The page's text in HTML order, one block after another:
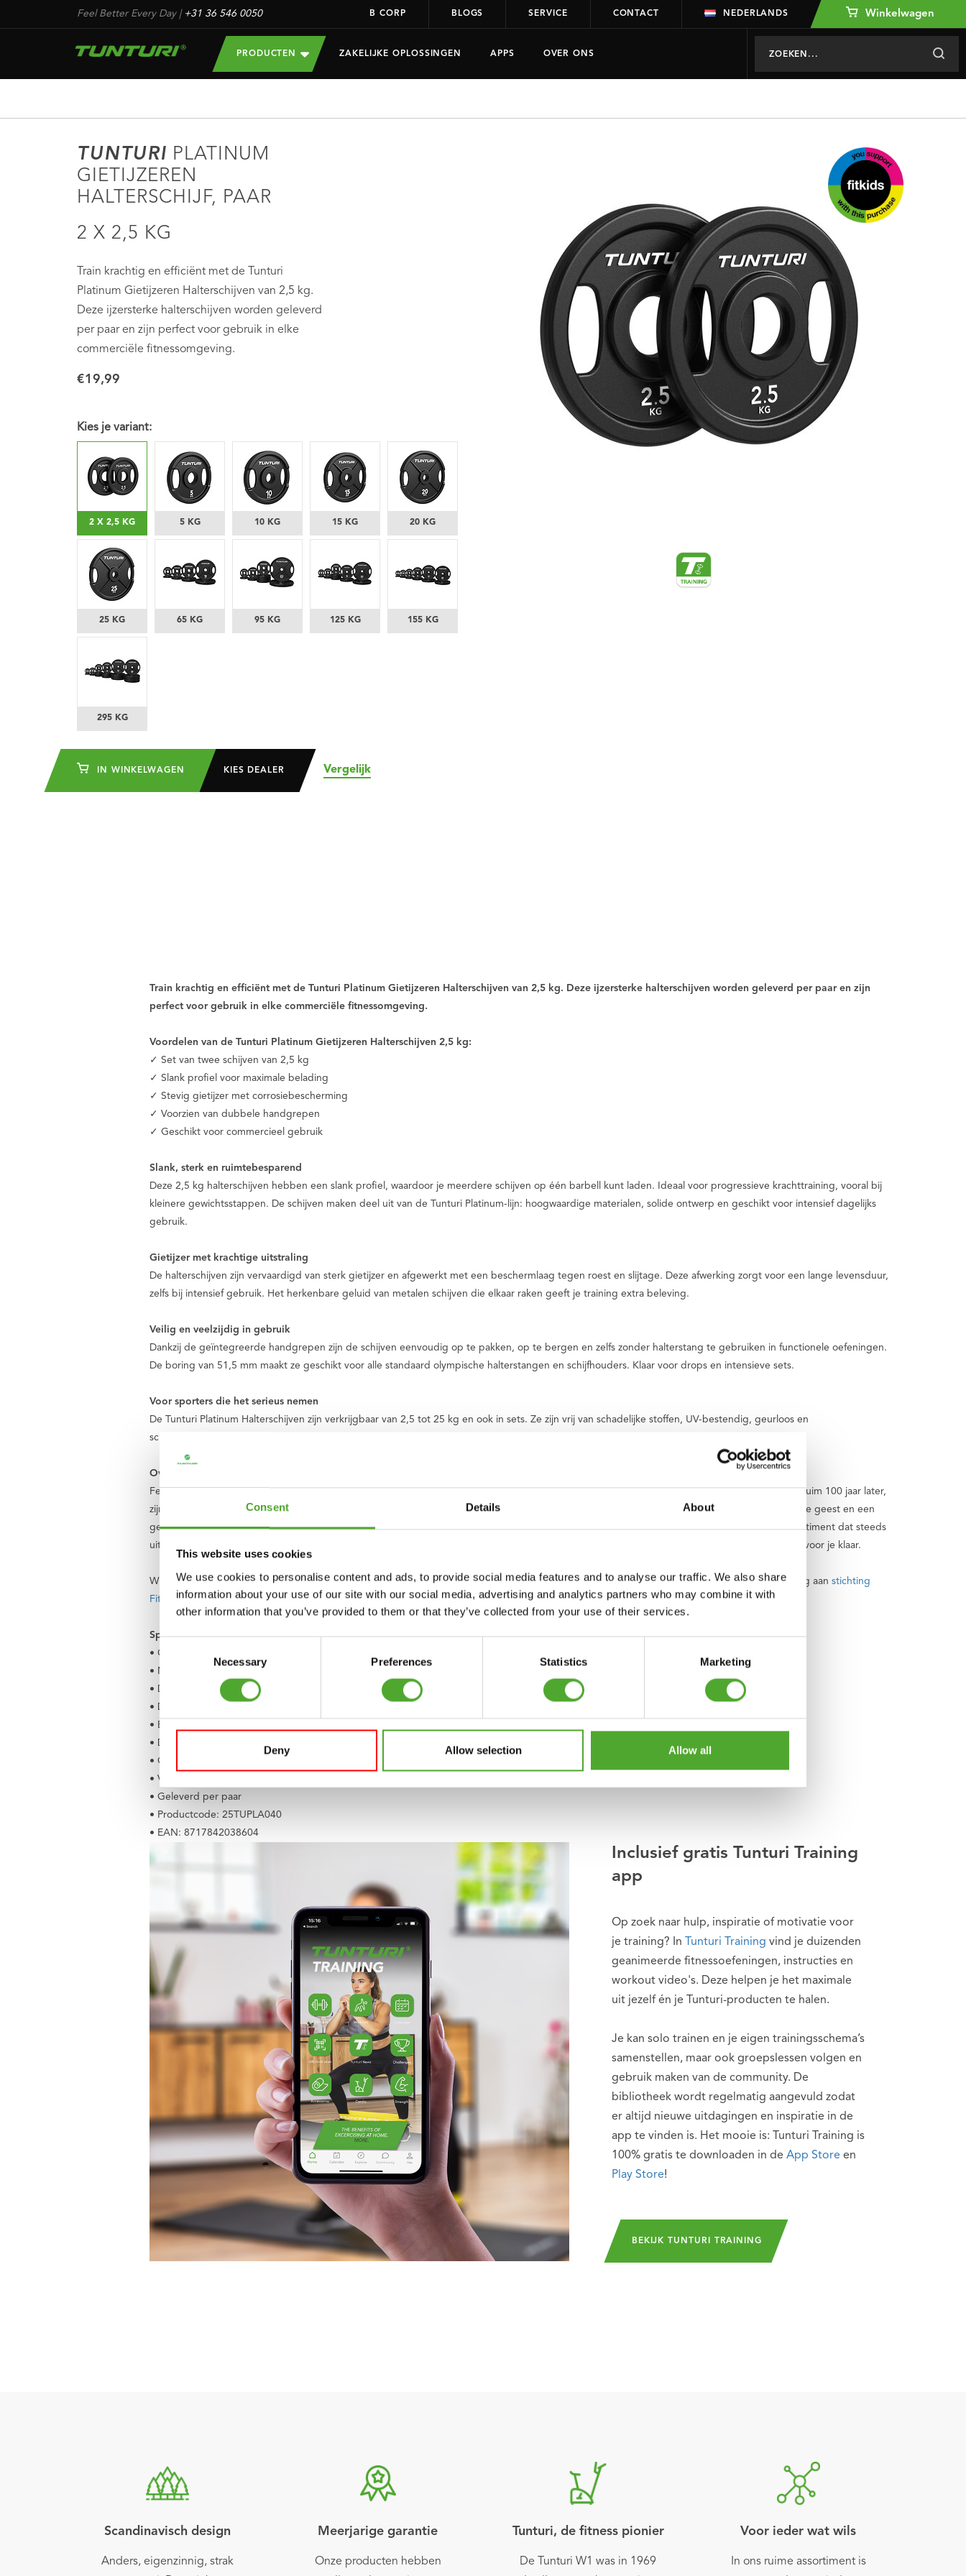
Consent Details About
This website uses cookies
We use cookies to personalise content and ads, to provide social media features and to analyse our traffic. We also share
information about your use of our site with our social media, advertising and analytics partners who may combine it with
other information that you’ve provided to them or that they’ve collected from your use of their services.
Necessary Preferences Statistics Marketing
Deny Allow selection Allow all
Feel Better Every Day| +31 36 546 0050 B CORP BLOGS SERVICE CONTACT NEDERLANDS Winkelwagen
PRODUCTEN ZAKELIJKE OPLOSSINGEN APPS OVER ONS
TUNTURI PLATINUM
GIETIJZEREN
HALTERSCHIJF, PAAR
2 X 2,5 KG
Train krachtig en efficiënt met de Tunturi
Platinum Gietijzeren Halterschijven van 2,5 kg.
Deze ijzersterke halterschijven worden geleverd
per paar en zijn perfect voor gebruik in elke
commerciële fitnessomgeving.
€19,99
Kies je variant:
2 X 2,5 KG 5 KG 10 KG 15 KG 20 KG
25 KG 65 KG 95 KG 125 KG 155 KG
295 KG
IN WINKELWAGEN KIES DEALER Vergelijk
Train krachtig en efficiënt met de Tunturi Platinum Gietijzeren Halterschijven van 2,5 kg. Deze ijzersterke halterschijven worden geleverd per paar en zijn
perfect voor gebruik in elke commerciële fitnessomgeving.
Voordelen van de Tunturi Platinum Gietijzeren Halterschijven 2,5 kg:
✓ Set van twee schijven van 2,5 kg
✓ Slank profiel voor maximale belading
✓ Stevig gietijzer met corrosiebescherming
✓ Voorzien van dubbele handgrepen
✓ Geschikt voor commercieel gebruik
Slank, sterk en ruimtebesparend
Deze 2,5 kg halterschijven hebben een slank profiel, waardoor je meerdere schijven op één barbell kunt laden. Ideaal voor progressieve krachttraining, vooral bij
kleinere gewichtsstappen. De schijven maken deel uit van de Tunturi Platinum-lijn: hoogwaardige materialen, solide ontwerp en geschikt voor intensief dagelijks
gebruik.
Gietijzer met krachtige uitstraling
De halterschijven zijn vervaardigd van sterk gietijzer en afgewerkt met een beschermlaag tegen roest en slijtage. Deze afwerking zorgt voor een lange levensduur,
zelfs bij intensief gebruik. Het herkenbare geluid van metalen schijven die elkaar raken geeft je training extra beleving.
Veilig en veelzijdig in gebruik
Dankzij de geïntegreerde handgrepen zijn de schijven eenvoudig op te pakken, op te bergen en zelfs zonder halterstang te gebruiken in functionele oefeningen.
De boring van 51,5 mm maakt ze geschikt voor alle standaard olympische halterstangen en schijfhouders. Klaar voor drops en intensieve sets.
Voor sporters die het serieus nemen
De Tunturi Platinum Halterschijven zijn verkrijgbaar van 2,5 tot 25 kg en ook in sets. Ze zijn vrij van schadelijke stoffen, UV-bestendig, geurloos en
schokabsorberend – ideaal voor elke sportschool of personal trainer studio.
Over Tunturi
Feel better every day. Dat is het motto van Tunturi. Onze oorsprong ligt in Finland, waar in 1922 twee broers een fietsenwinkel begonnen. Nu, ruim 100 jaar later,
zijn we een Nederlands bedrijf en een wereldwijd merk. We ondersteunen je tijdens jouw reis naar een gezond en fit lichaam, een gebalanceerde geest en een
gelukkig leven. Dat doen we met een breed scala aan apparaten voor cardio- en krachttraining, accessoires en ondersteunende apps. Een assortiment dat steeds
uitbreidt en verbetert, met kwalitatieve producten en uitstekende garantie. Kom je ergens niet uit of heb je vragen? Dan staat ons serviceteam voor je klaar.
Wij vinden dat iedereen recht heeft op lekker en gezond sporten, ook kinderen. Daarom doneren wij van iedere aankoop die jij doet een bedrag aan stichting
Fitkids. Zo zorgen we er samen voor dat kinderen met een beperking een sport kunnen beoefenen.
Specificaties
• Gewicht: 2,5 kg per schijf (verkocht per paar)
• Materiaal: gietijzer met beschermende coating
• Diameter: 19,8 cm
• Dikte: 20 mm per schijf
• Boring: 51,5 mm (voor 50 mm halterstangen)
• Dubbele handgrepen voor eenvoudig gebruik
• Geschikt voor commercieel gebruik
• Vrij van schadelijke stoffen, UV-bestendig, geurloos
• Geleverd per paar
• Productcode: 25TUPLA040
• EAN: 8717842038604
Inclusief gratis Tunturi Training
app
Op zoek naar hulp, inspiratie of motivatie voor
je training? In
Tunturi Training vind je duizenden
geanimeerde fitnessoefeningen, instructies en
workout video's. Deze helpen je het maximale
uit jezelf én je Tunturi-producten te halen.
Je kan solo trainen en je eigen trainingsschema’s
samenstellen, maar ook groepslessen volgen en
gebruik maken van de community. De
bibliotheek wordt regelmatig aangevuld zodat
er altijd nieuwe uitdagingen en inspiratie in de
app te vinden is. Het mooie is: Tunturi Training is
100% gratis te downloaden in de App Store en
Play Store!
BEKIJK TUNTURI TRAINING
Scandinavisch design
Anders, eigenzinnig, strak
Meerjarige garantie
Onze producten hebben
Tunturi, de fitness pionier
De Tunturi W1 was in 1969
Voor ieder wat wils
In ons ruime assortiment is